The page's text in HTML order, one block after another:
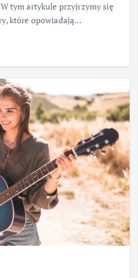
tym artykule przyjrzymy się
które opowiadają…